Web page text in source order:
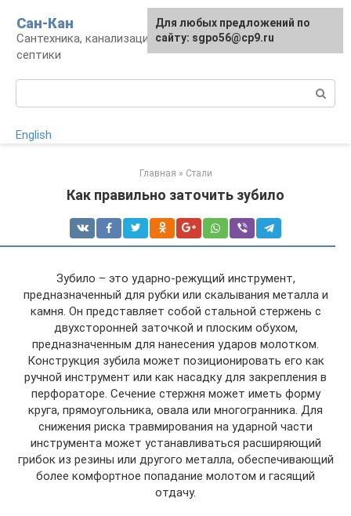
контенту
Сан-Кан
Сантехника, канализация, водопровод,
септики
English
Главная » Стали
Как правильно заточить зубило
Зубило – это ударно-режущий инструмент,
предназначенный для рубки или скалывания металла и
камня. Он представляет собой стальной стержень с
двухсторонней заточкой и плоским обухом,
предназначенным для нанесения ударов молотком.
Конструкция зубила может позиционировать его как
ручной инструмент или как насадку для закрепления в
перфораторе. Сечение стержня может иметь форму
круга, прямоугольника, овала или многогранника. Для
снижения риска травмирования на ударной части
инструмента может устанавливаться расширяющий
грибок из резины или другого металла, обеспечивающий
более комфортное попадание молотом и гасящий
отдачу.
Для любых предложений по
сайту: sgpo56@cp9.ru